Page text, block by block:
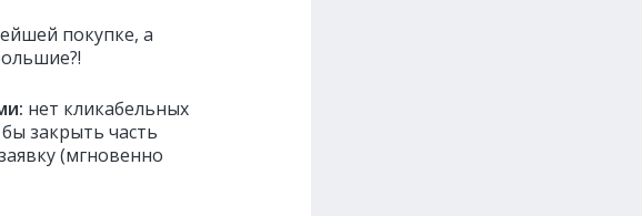
покупке, а
: нет кликабельных
закрыть часть
(мгновенно